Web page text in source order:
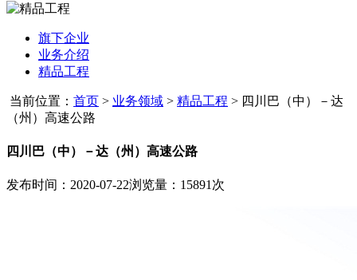
旗下企业
业务介绍
精品工程
当前位置： 首页 > 业务领域 > 精品工程 > 四川巴（中）－达
（州）高速公路
四川巴（中）－达（州）高速公路
发布时间：2020-07-22浏览量：15891次